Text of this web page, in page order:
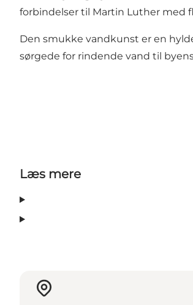
forbindelser til Martin Luther med
Den smukke vandkunst er en
sørgede for rindende vand til
Læs mere